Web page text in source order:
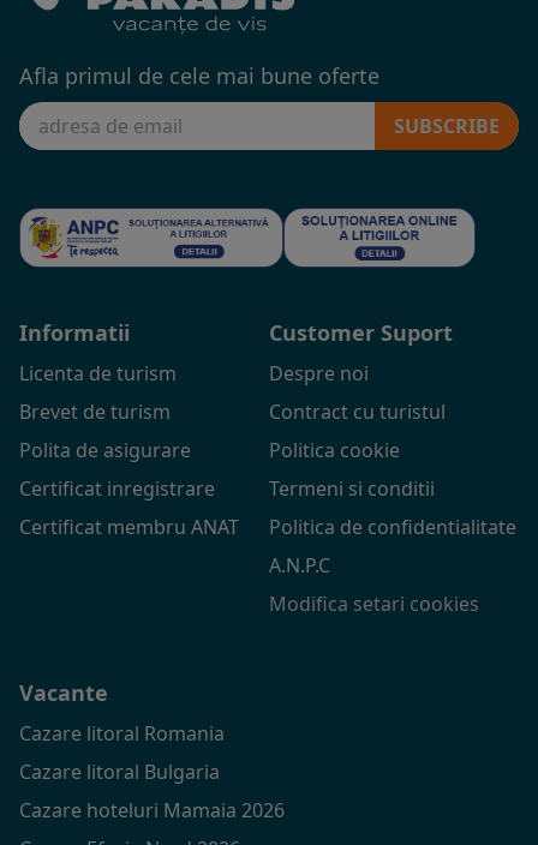
Afla primul de cele mai bune oferte
SUBSCRIBE
Informatii
Licenta de turism
Brevet de turism
Polita de asigurare
Certificat inregistrare
Certificat membru ANAT
Customer Suport
Despre noi
Contract cu turistul
Politica cookie
Termeni si conditii
Politica de confidentialitate
A.N.P.C
Modifica setari cookies
Vacante
Cazare litoral Romania
Cazare litoral Bulgaria
Cazare hoteluri Mamaia 2026